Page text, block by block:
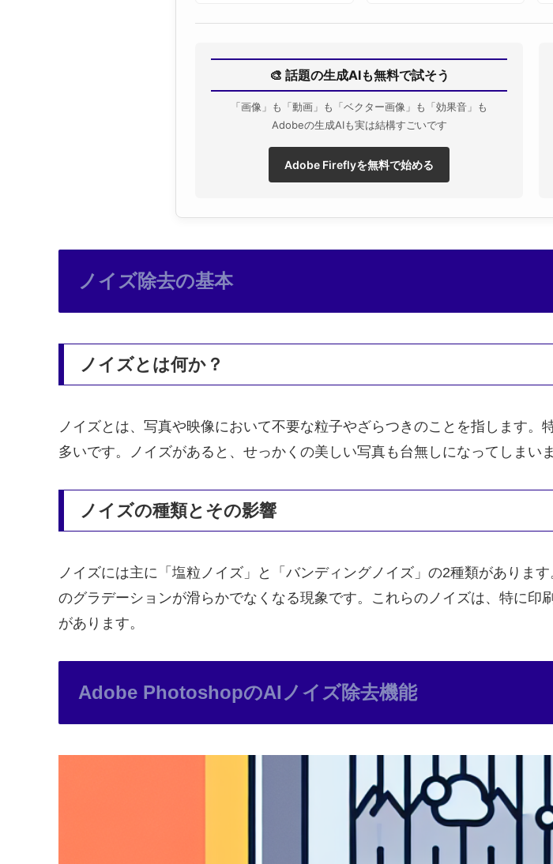
🎨 話題の生成AIも無料で試そう
「画像」も「動画」も「ベクター画像」も「効果音」も
Adobeの生成AIも実は結構すごいです
Adobe Fireflyを無料で始める
ノイズ除去の基本
ノイズとは何か？
ノイズとは、写真や映像において不要な粒子やざらつきのことを指します
多いです。ノイズがあると、せっかくの美しい写真も台無しになってしまいま
ノイズの種類とその影響
ノイズには主に「塩粒ノイズ」と「バンディングノイズ」の2種類がありま
のグラデーションが滑らかでなくなる現象です。これらのノイズは、特に
があります。
Adobe PhotoshopのAIノイズ除去機能